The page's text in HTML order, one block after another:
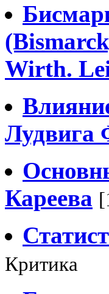
Wirth.
Лудвига
Кареева
Критика